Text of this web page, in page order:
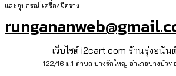
และอุปกรณ์ เครื่องมือช่าง
เว็บไซต์ i2cart.com ร้านรุ่งอนัน
122/16 ม.1 ตำบล บางรักใหญ่ อำเภอบางบัวท